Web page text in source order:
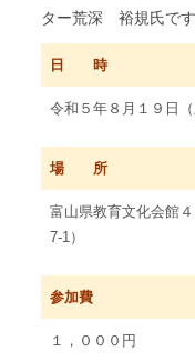
ター荒深 裕規氏です
日 時
令和５年８月１９日
場 所
富山県教育文化会館
7-1）
参加費
１，０００円